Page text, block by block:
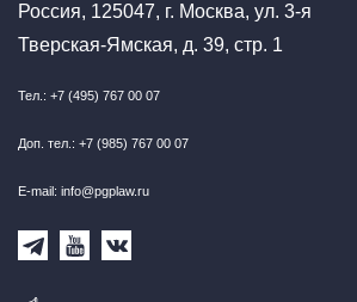
Россия, 125047, г. Москва, ул. 3-я
Тверская-Ямская, д. 39, стр. 1
Тел.: +7 (495) 767 00 07
Доп. тел.: +7 (985) 767 00 07
E-mail: info@pgplaw.ru